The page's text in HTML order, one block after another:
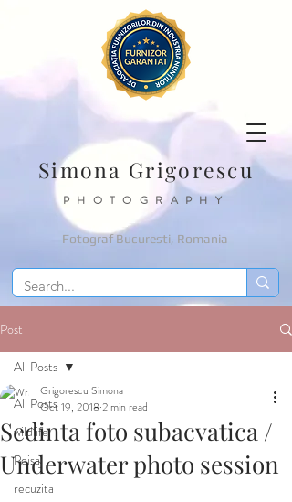
Simona Grigorescu
PHOTOGRAPHY
Fotograf Bucuresti, Romania
Post
All Posts
wildlife
Peisaj
recuzita
All Posts
Sedinta foto subacvatica /
Underwater photo session
Grigorescu Simona
Oct 19, 2018 2 min read